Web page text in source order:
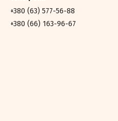
+380 (63) 577-56-88
+380 (66) 163-96-67